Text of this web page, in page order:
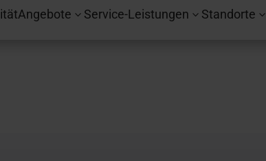
Angebote 3 Service-Leistungen 3 Standorte 3